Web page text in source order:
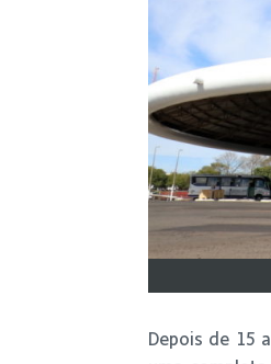
Depois de 15